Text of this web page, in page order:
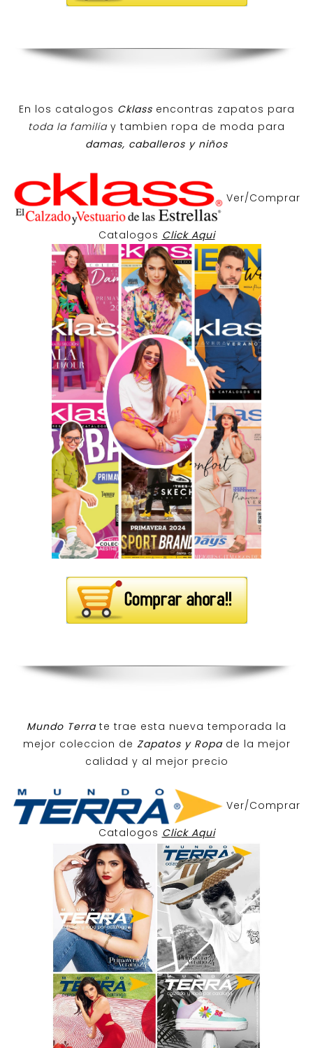
En los catalogos Cklass encontras zapatos para
toda la familiay tambien ropa de moda para
damas, caballeros y niños
Ver/Comprar
Catalogos Click Aqui
Mundo Terra te trae esta nueva temporada la
mejor coleccion de Zapatos y Ropa de la mejor
calidad y al mejor precio
Ver/Comprar
Catalogos Click Aqui